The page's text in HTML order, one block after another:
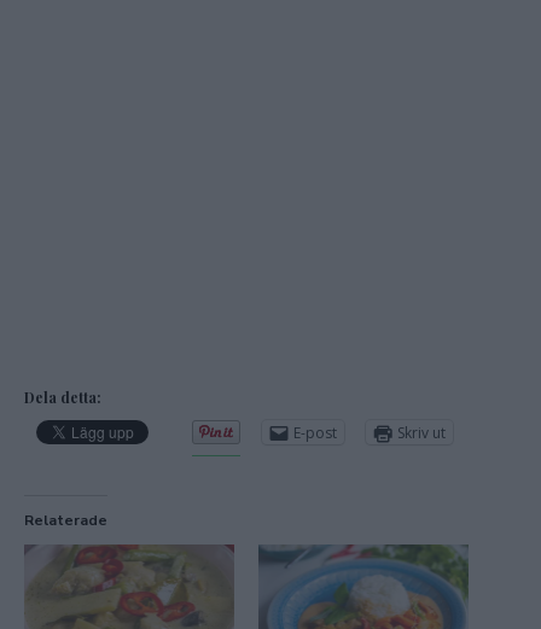
Dela detta:
E-post Skriv ut
Relaterade